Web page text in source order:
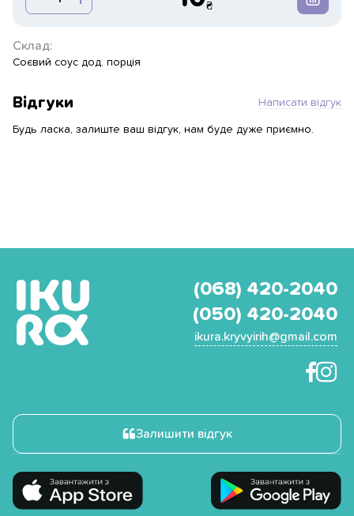
Склад:
Соєвий соус дод. порція
Відгуки Написати відгук
Будь ласка, залиште ваш відгук, нам буде дуже приємно.
(068) 420-2040
(050) 420-2040
ikura.kryvyirih@gmail.com
Залишити відгук